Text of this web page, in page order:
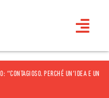
Perché un’idea e un